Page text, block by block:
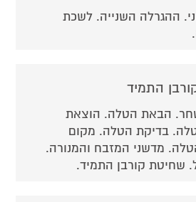
ההגרלה השנייה. לשכת
התמיד
הבאת הטלה. הוצאת
בדיקת הטלה. מקום
מדשני המזבח והמנורה.
שחיטת קורבן התמיד.